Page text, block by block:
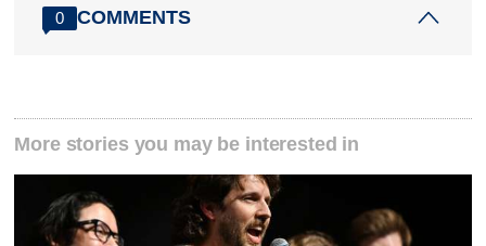
0 COMMENTS
More stories you may be interested in